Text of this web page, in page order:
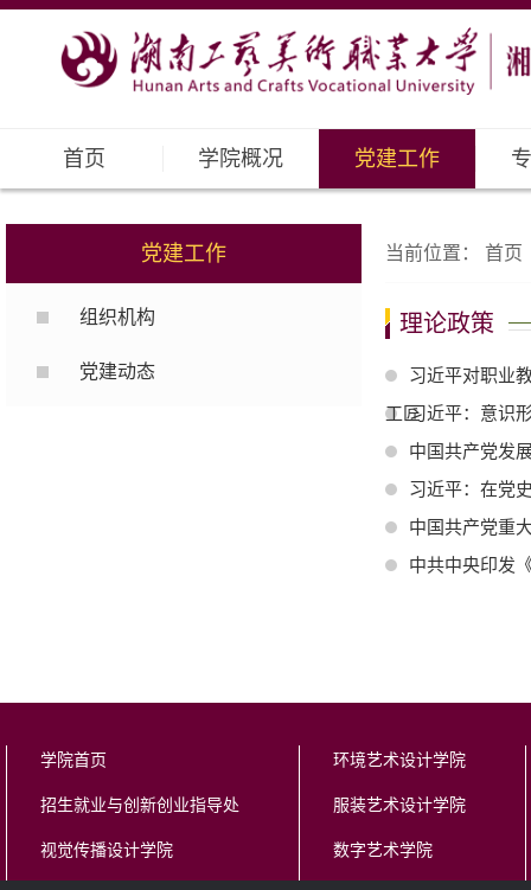
首页 学院概况 党建工作
党建工作
组织机构
党建动态
当前位置： 首页
理论政策
习近平对职业
工匠习近平：意识
中国共产党发
习近平：在党
中国共产党重
中共中央印发
学院首页
招生就业与创新创业指导处
视觉传播设计学院
环境艺术设计学院
服装艺术设计学院
数字艺术学院